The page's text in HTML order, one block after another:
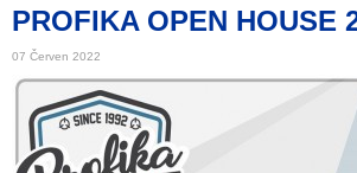
PROFIKA OPEN HOUSE
07 Červen 2022